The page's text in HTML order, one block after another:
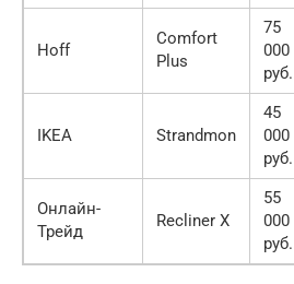
Hoff
Comfort
Plus
75
000
руб.
IKEA Strandmon
45
000
руб.
Онлайн-
Трейд
Recliner X
55
000
руб.